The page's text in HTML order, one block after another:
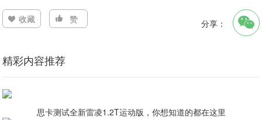
收藏 赞 分享：
精彩内容推荐
思卡测试全新雷凌1.2T运动版，你想知道的都在这里